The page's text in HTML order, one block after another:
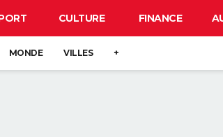
CULTURE FINANCE
MONDE VILLES +